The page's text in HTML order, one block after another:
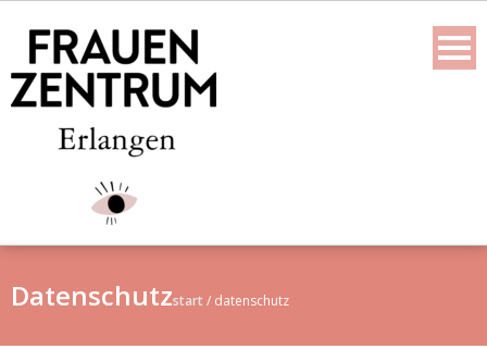
content
Datenschutzstart / datenschutz